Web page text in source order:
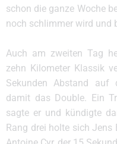
schon die ganze Woche
noch schlimmer wird und
Auch am zweiten Tag
zehn Kilometer Klassik
Sekunden Abstand
damit das Double. Ein
sagte er und kündigte
Rang drei holte sich